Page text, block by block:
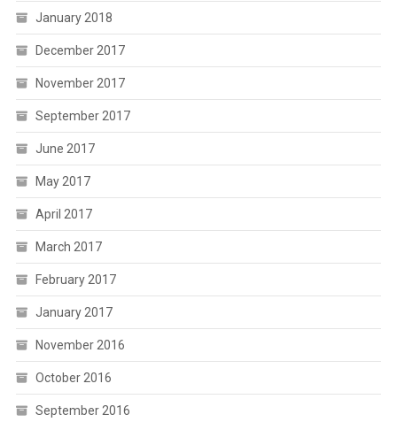
January 2018
December 2017
November 2017
September 2017
June 2017
May 2017
April 2017
March 2017
February 2017
January 2017
November 2016
October 2016
September 2016